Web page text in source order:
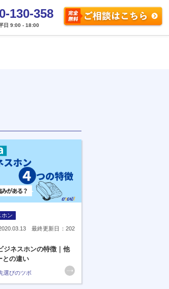
130-358
日 9:00 - 18:00
ホン
最終更新日：202
ジネスホンの特徴｜他
との違い
選びのツボ